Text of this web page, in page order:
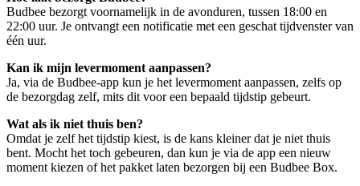
Budbee bezorgt voornamelijk in de avonduren, tussen 18:00 en
22:00 uur. Je ontvangt een notificatie met een geschat tijdvenster van
één uur.
Kan ik mijn levermoment aanpassen?
Ja, via de Budbee-app kun je het levermoment aanpassen, zelfs op
de bezorgdag zelf, mits dit voor een bepaald tijdstip gebeurt.
Wat als ik niet thuis ben?
Omdat je zelf het tijdstip kiest, is de kans kleiner dat je niet thuis
bent. Mocht het toch gebeuren, dan kun je via de app een nieuw
moment kiezen of het pakket laten bezorgen bij een Budbee Box.